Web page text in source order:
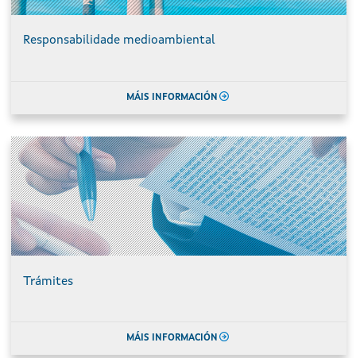
Responsabilidade medioambiental
MÁIS INFORMACIÓN
Trámites
MÁIS INFORMACIÓN